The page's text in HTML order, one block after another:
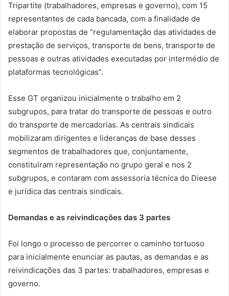
Tripartite (trabalhadores, empresas e governo), com 15
representantes de cada bancada, com a finalidade de
elaborar propostas de “regulamentação das atividades de
prestação de serviços, transporte de bens, transporte de
pessoas e outras atividades executadas por intermédio de
plataformas tecnológicas”.
Esse GT organizou inicialmente o trabalho em 2
subgrupos, para tratar do transporte de pessoas e outro
do transporte de mercadorias. As centrais sindicais
mobilizaram dirigentes e lideranças de base desses
segmentos de trabalhadores que, conjuntamente,
constituíram representação no grupo geral e nos 2
subgrupos, e contaram com assessoria técnica do Dieese
e jurídica das centrais sindicais.
Demandas e as reivindicações das 3 partes
Foi longo o processo de percorrer o caminho tortuoso
para inicialmente enunciar as pautas, as demandas e as
reivindicações das 3 partes: trabalhadores, empresas e
governo.